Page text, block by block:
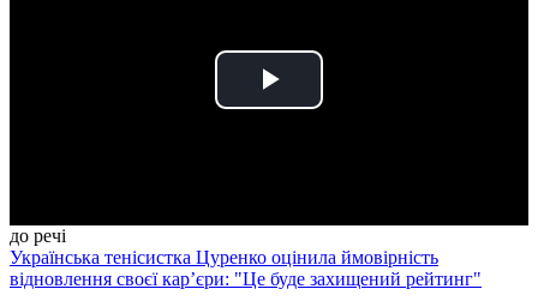
Play
до речі
Українська тенісистка Цуренко оцінила ймовірність
відновлення своєї кар’єри: "Це буде захищений рейтинг"